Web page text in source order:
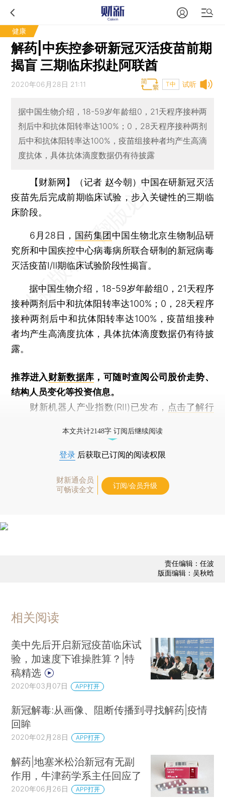
健康
解药|中疾控参研新冠灭活疫苗前期
揭盲 三期临床拟赴阿联酋
试听
2020年06月28日 21:11 T中
据中国生物介绍，18-59岁年龄组0，21天程序接种两
剂后中和抗体阳转率达100%；0，28天程序接种两剂
后中和抗体阳转率达100%，疫苗组接种者均产生高滴
度抗体，具体抗体滴度数据仍有待披露
【财新网】（记者 赵今朝） 中国在研新冠灭活
疫苗先后完成前期临床试验，步入关键性的三期临
床阶段。
6月28日， 国药集团 中国生物北京生物制品研
究所和中国疾控中心病毒病所联合研制的新冠病毒
灭活疫苗Ⅰ/Ⅱ期临床试验阶段性揭盲。
据中国生物介绍，18-59岁年龄组0，21天程序
接种两剂后中和抗体阳转率达100%；0，28天程序
接种两剂后中和抗体阳转率达100%，疫苗组接种
者均产生高滴度抗体，具体抗体滴度数据仍有待披
露。
推荐进入财新数据库 ，可随时查阅公司股价走势、
结构人员变化等投资信息。
财新机器人产业指数(RII)已发布， 点击了解行
本文共计2148字 订阅后继续阅读
登录 后获取已订阅的阅读权限
财新通会员
可畅读全文
订阅/会员升级
责任编辑：任波
版面编辑：吴秋晗
相关阅读
美中先后开启新冠疫苗临床试
验，加速度下谁操胜算？|特
稿精选
2020年03月07日 APP打开
新冠解毒:从画像、阻断传播到寻找解药|疫情
回眸
2020年02月28日 APP打开
解药|地塞米松治新冠有无副
作用，牛津药学系主任回应了
2020年06月26日 APP打开